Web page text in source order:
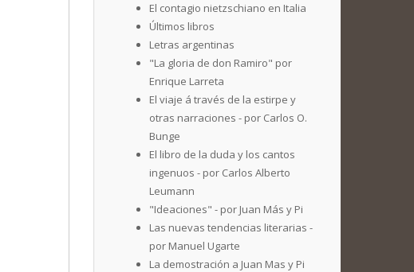
El contagio nietzschiano en Italia
Últimos libros
Letras argentinas
"La gloria de don Ramiro" por
Enrique Larreta
El viaje á través de la estirpe y
otras narraciones - por Carlos O.
Bunge
El libro de la duda y los cantos
ingenuos - por Carlos Alberto
Leumann
"Ideaciones" - por Juan Más y Pi
Las nuevas tendencias literarias -
por Manuel Ugarte
La demostración a Juan Mas y Pi